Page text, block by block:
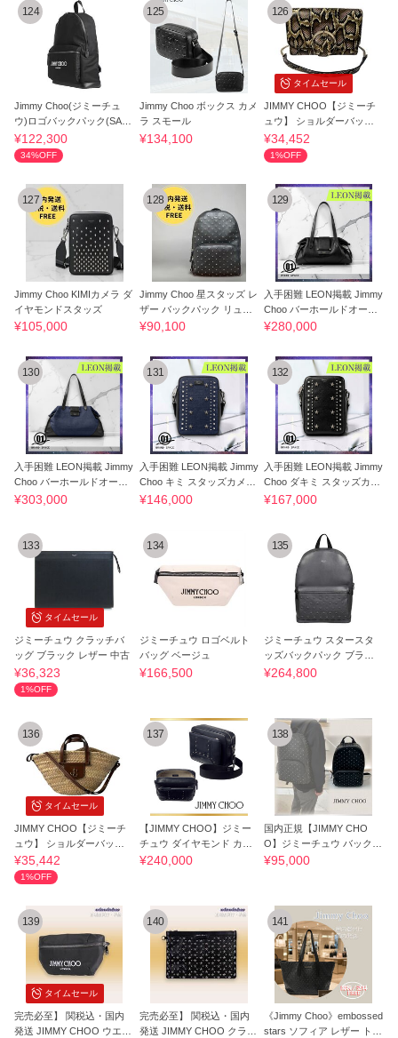
124
Jimmy Choo(ジミーチュ
ウ)ロゴバックパック(SAL
E!国内発送)
¥122,300
34%OFF
125
Jimmy Choo ボックス カメ
ラ スモール
¥134,100
タイムセール
126
JIMMY CHOO【ジミーチ
ュウ】 ショルダーバッグ
レディース
¥34,452
1%OFF
127
Jimmy Choo KIMIカメラ ダ
イヤモンドスタッズ
¥105,000
128
Jimmy Choo 星スタッズ レ
ザー バックパック リュッ
ク
¥90,100
129
入手困難 LEON掲載 Jimmy
Choo バーホールドオール
バッグ
¥280,000
130
入手困難 LEON掲載 Jimmy
Choo バーホールドオール
バッグ
¥303,000
131
入手困難 LEON掲載 Jimmy
Choo キミ スタッズカメラ
バッグ
¥146,000
132
入手困難 LEON掲載 Jimmy
Choo ダキミ スタッズカメ
ラバッグ
¥167,000
タイムセール
133
ジミーチュウ クラッチバ
ッグ ブラック レザー 中古
¥36,323
1%OFF
134
ジミーチュウ ロゴベルト
バッグ ベージュ
¥166,500
135
ジミーチュウ スタースタ
ッズバックパック ブラッ
ク
¥264,800
タイムセール
136
JIMMY CHOO【ジミーチ
ュウ】 ショルダーバッグ
レディース
¥35,442
1%OFF
137
【JIMMY CHOO】ジミー
チュウ ダイヤモンド カメ
ラポーチ
¥240,000
138
国内正規【JIMMY CHO
O】ジミーチュウ バックパ
ック スタッズ
¥95,000
タイムセール
139
完売必至】 関税込・国内
発送 JIMMY CHOO ウエス
140
完売必至】 関税込・国内
発送 JIMMY CHOO クラッ
141
《Jimmy Choo》embossed
stars ソフィア レザー トー